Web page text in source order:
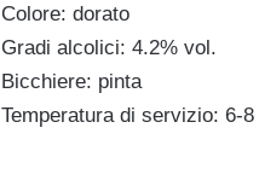
Colore: dorato
Gradi alcolici: 4.2% vol.
Bicchiere: pinta
Temperatura di servizio: 6-8